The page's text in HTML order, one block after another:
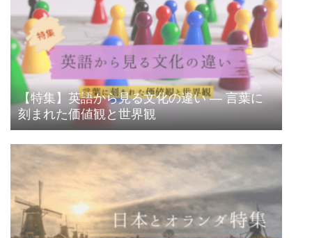
【特集】英語から見る文化の違い ― 言葉に
刻まれた価値観と世界観